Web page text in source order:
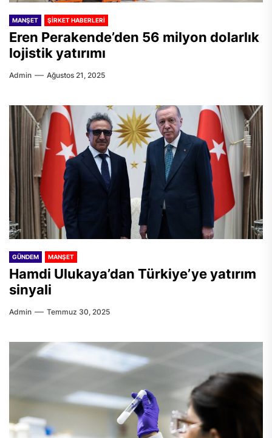
MANŞET ŞIRKET HABERLERI
Eren Perakende’den 56 milyon dolarlık
lojistik yatırımı
Admin Ağustos 21, 2025
GÜNDEM MANŞET
Hamdi Ulukaya’dan Türkiye’ye yatırım
sinyali
Admin Temmuz 30, 2025